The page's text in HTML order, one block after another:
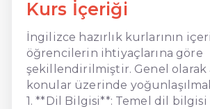
Kurs İçeriği
İngilizce hazırlık kurlarının
öğrencilerin ihtiyaçlarına göre
şekillendirilmiştir. Genel olarak
konular üzerinde
1. **Dil Bilgisi**: Temel dil bilgisi